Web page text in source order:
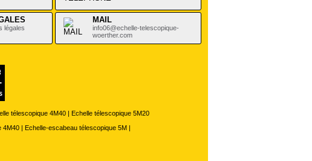
légales
MAIL
info06@echelle-telescopique-
woerther.com
télescopique 4M40|
Echelle télescopique 5M20
4M40| Echelle-escabeau télescopique 5M